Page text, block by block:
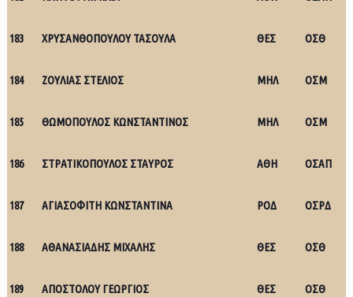
183 ΧΡΥΣΑΝΘΟΠΟΥΛΟΥ ΤΑΣΟΥΛΑ ΘΕΣ ΟΣΘ
184 ΖΟΥΛΙΑΣ ΣΤΕΛΙΟΣ ΜΗΛ ΟΣΜ
185 ΘΩΜΟΠΟΥΛΟΣ ΚΩΝΣΤΑΝΤΙΝΟΣ ΜΗΛ ΟΣΜ
186 ΣΤΡΑΤΙΚΟΠΟΥΛΟΣ ΣΤΑΥΡΟΣ ΑΘΗ ΟΣΑΠ
187 ΑΓΙΑΣΟΦΙΤΗ ΚΩΝΣΤΑΝΤΙΝΑ ΡΟΔ ΟΣΡΔ
188 ΑΘΑΝΑΣΙΑΔΗΣ ΜΙΧΑΛΗΣ ΘΕΣ ΟΣΘ
189 ΑΠΟΣΤΟΛΟΥ ΓΕΩΡΓΙΟΣ ΘΕΣ ΟΣΘ